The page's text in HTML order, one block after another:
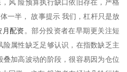
风 险预算执行缺口依旧存在，严格
一半， 故事提示 我们，杠杆只是放
月配资 。部分投资者在早期更关注短
属性缺乏足够认识，在指数缺乏主
加高波动的阶段，很容易因为仓位